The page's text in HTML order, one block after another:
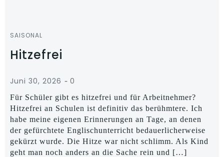
SAISONAL
Hitzefrei
Juni 30, 2026 - 0
Für Schüler gibt es hitzefrei und für Arbeitnehmer?
Hitzefrei an Schulen ist definitiv das berühmtere. Ich
habe meine eigenen Erinnerungen an Tage, an denen
der gefürchtete Englischunterricht bedauerlicherweise
gekürzt wurde. Die Hitze war nicht schlimm. Als Kind
geht man noch anders an die Sache rein und […]